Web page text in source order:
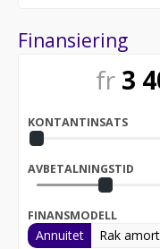
VINTERHJUL
MYCKET VÄLVÅRDAD
VI HAR ÖPPET
TELEFON!
VÄLKOMNA!
Finansiering
fr 3
KONTANTINSATS
AVBETALNINGSTID
FINANSMODELL
Annuitet Rak